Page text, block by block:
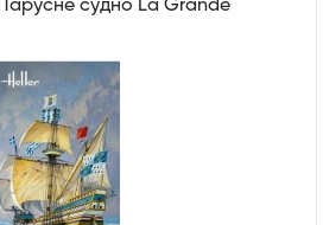
судно La Grande